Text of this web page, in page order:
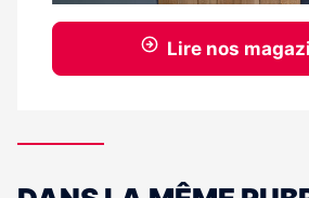
Lire nos